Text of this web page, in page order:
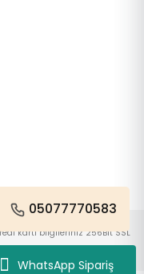
WhatsApp Sipariş
05077770583
kartı bilgileriniz 256Bit SSL